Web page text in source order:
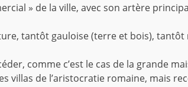
» de la ville, avec son artère
tantôt gauloise (terre et bois),
comme c’est le cas de la grande
villas de l’aristocratie romaine, mais